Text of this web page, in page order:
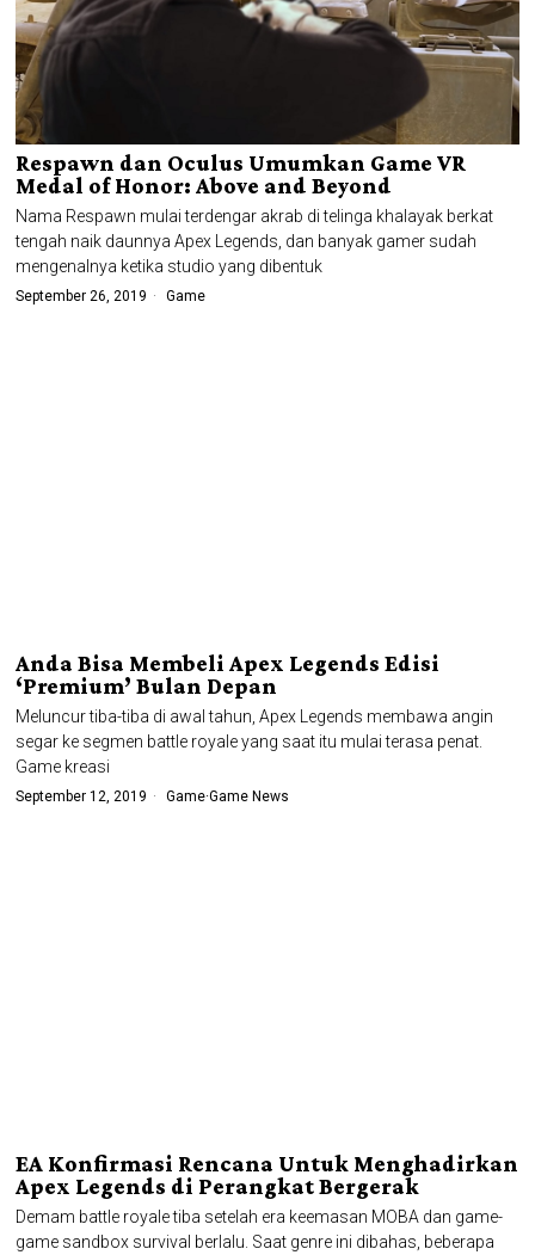
Respawn dan Oculus Umumkan Game VR
Medal of Honor: Above and Beyond
Nama Respawn mulai terdengar akrab di telinga khalayak berkat
tengah naik daunnya Apex Legends, dan banyak gamer sudah
mengenalnya ketika studio yang dibentuk
September 26, 2019 Game
Anda Bisa Membeli Apex Legends Edisi
‘Premium’ Bulan Depan
Meluncur tiba-tiba di awal tahun, Apex Legends membawa angin
segar ke segmen battle royale yang saat itu mulai terasa penat.
Game kreasi
September 12, 2019 Game·Game News
EA Konfirmasi Rencana Untuk Menghadirkan
Apex Legends di Perangkat Bergerak
Demam battle royale tiba setelah era keemasan MOBA dan game-
game sandbox survival berlalu. Saat genre ini dibahas, beberapa